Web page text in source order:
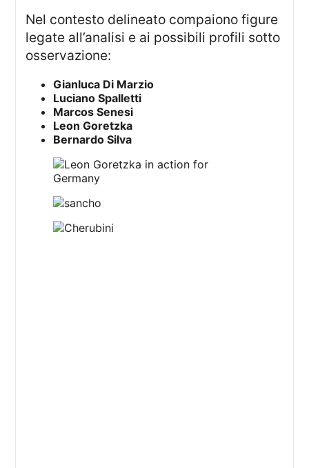
Nel contesto delineato compaiono figure
legate all’analisi e ai possibili profili sotto
osservazione:
Gianluca Di Marzio
Luciano Spalletti
Marcos Senesi
Leon Goretzka
Bernardo Silva